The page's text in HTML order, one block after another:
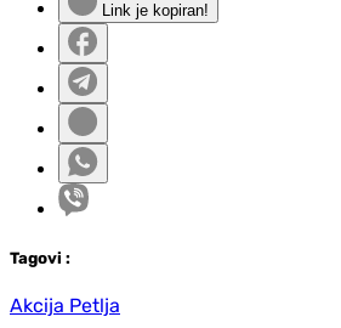
Link je kopiran!
Tagovi :
Akcija Petlja